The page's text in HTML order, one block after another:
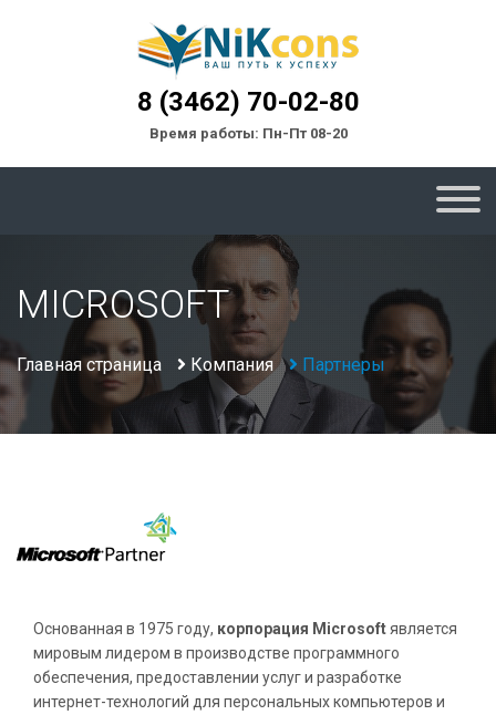
8 (3462) 70-02-80
Время работы: Пн-Пт 08-20
MICROSOFT
Главная страница Компания Партнеры
Основанная в 1975 году, корпорация Microsoftявляется
мировым лидером в производстве программного
обеспечения, предоставлении услуг и разработке
интернет-технологий для персональных компьютеров и